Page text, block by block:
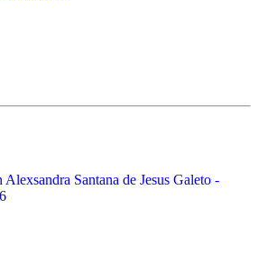
Santana de Jesus Galeto -